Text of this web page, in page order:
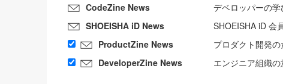
CodeZine News
デベロッパーの
SHOEISHA iD News
SHOEISHA iD 会
ProductZine News
プロダクト開発
DeveloperZine News
エンジニア組織